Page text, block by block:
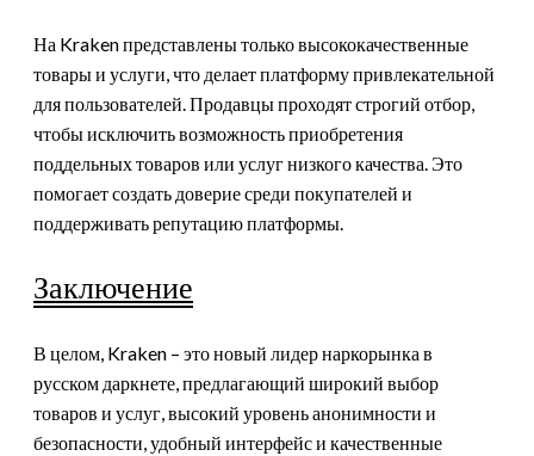
На Kraken представлены только высококачественные
товары и услуги, что делает платформу привлекательной
для пользователей. Продавцы проходят строгий отбор,
чтобы исключить возможность приобретения
поддельных товаров или услуг низкого качества. Это
помогает создать доверие среди покупателей и
поддерживать репутацию платформы.
Заключение
В целом, Kraken – это новый лидер наркорынка в
русском даркнете, предлагающий широкий выбор
товаров и услуг, высокий уровень анонимности и
безопасности, удобный интерфейс и качественные